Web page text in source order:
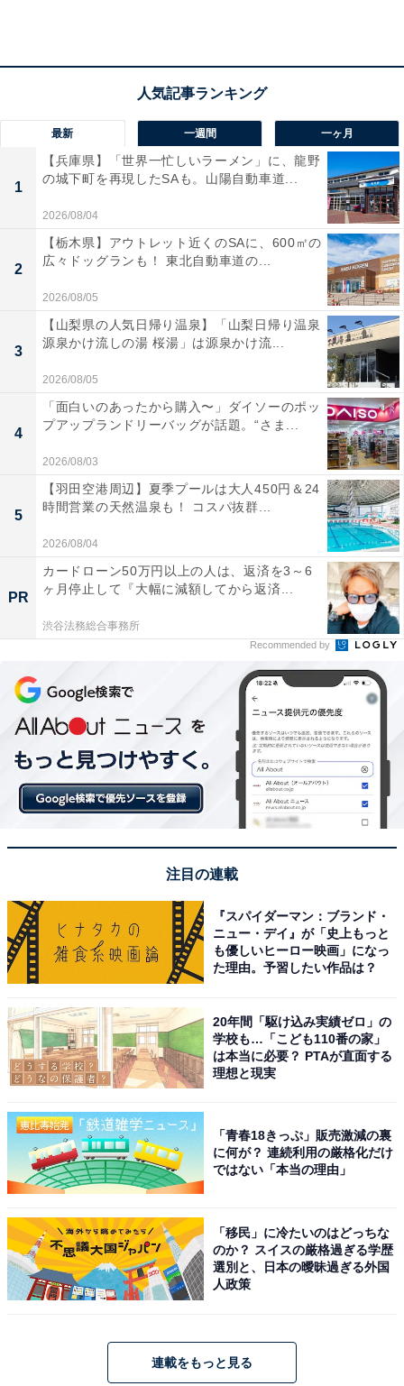
5月8〜11日は開運ゴールデンウィーク！
8日の寅の日を皮切りに一粒万倍日、一粒万倍日と大安
が重なるダブル開運日、己巳の日と、開運日が4日も連
続でやってくる2023年5月。さらに、20～23日も4日連
続で開運日が訪れます。何かを始めたり決断するのな
ら、ぜひこのタイミングに予定しましょう。
開運ゴールデンウィークにやるといいこと
それぞれの開運日はどんなことにご利益があるのでしょ
うか。各開運日にやるといい、おすすめのアクションを
紹介します。
の日に使ったお金はすぐに返ってくるといわれていま
す。この「金運招来日」には、お財布の新調や使い始
め、宝くじの購入、車や家の契約、投資などお金にまつ
また、出て行ったものが無事に戻るという意から、旅行
にも良い日とされています。
一粒万倍日
一粒万倍日（いちりゅうまんばいび）には、「一粒（ひ
う意味があり、この日に始めたことは大きな成果につな
がりやすいとされています。
この日は何かをスタートするのに最適な日。開店・開
きのための習い事、投資や宝くじの購入など、大きく実
最新 一週間 一ヶ月
1
【兵庫県】「世界一忙しいラーメン」に、龍野
の城下町を再現したSAも。山陽自動車道...
2026/08/04
2
【栃木県】アウトレット近くのSAに、600㎡の
広々ドッグランも！ 東北自動車道の...
2026/08/05
3
【山梨県の人気日帰り温泉】「山梨日帰り温泉
源泉かけ流しの湯 桜湯」は源泉かけ流...
2026/08/05
4
「面白いのあったから購入〜」ダイソーのポッ
プアップランドリーバッグが話題。“さま...
2026/08/03
5
【羽田空港周辺】夏季プールは大人450円＆24
時間営業の天然温泉も！ コスパ抜群...
2026/08/04
PR
カードローン50万円以上の人は、返済を3～6
ヶ月停止して『大幅に減額してから返済...
渋谷法務総合事務所
Recommended by
注目の連載
『スパイダーマン：ブランド・
ニュー・デイ』が「史上もっと
も優しいヒーロー映画」になっ
た理由。予習したい作品は？
20年間「駆け込み実績ゼロ」の
学校も…「こども110番の家」
は本当に必要？ PTAが直面する
理想と現実
「青春18きっぷ」販売激減の裏
に何が？ 連続利用の厳格化だけ
ではない「本当の理由」
「移民」に冷たいのはどっちな
のか？ スイスの厳格過ぎる学歴
選別と、日本の曖昧過ぎる外国
人政策
連載をもっと見る